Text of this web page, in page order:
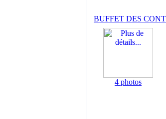
BUFFET DES
4 photos